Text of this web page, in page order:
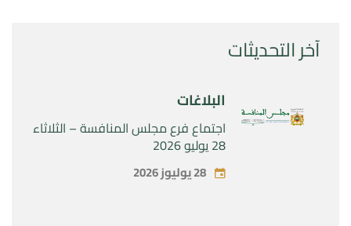
آخر التحديثات
البلاغات
اجتماع فرع مجلس المنافسة – الثلاثاء
28 يوليو 2026
28 يوليوز 2026